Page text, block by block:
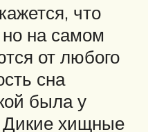
что
но на самом
от любого
сна
была у
Дикие хищные